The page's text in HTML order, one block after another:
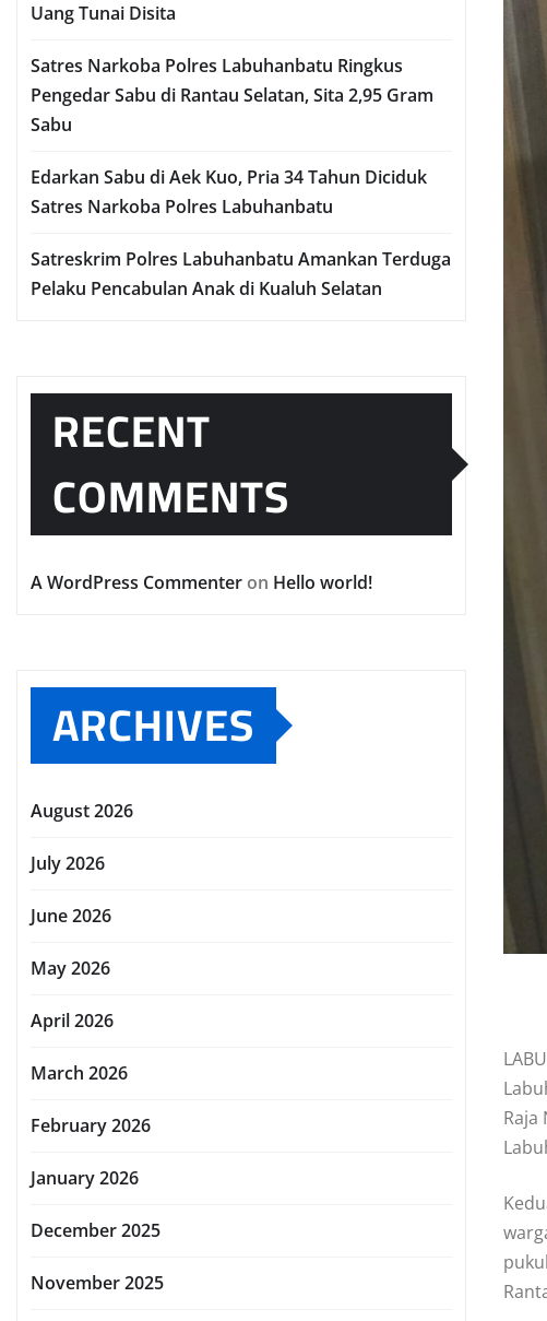
Uang Tunai Disita
Satres Narkoba Polres Labuhanbatu Ringkus
Pengedar Sabu di Rantau Selatan, Sita 2,95 Gram
Sabu
Edarkan Sabu di Aek Kuo, Pria 34 Tahun Diciduk
Satres Narkoba Polres Labuhanbatu
Satreskrim Polres Labuhanbatu Amankan Terduga
Pelaku Pencabulan Anak di Kualuh Selatan
RECENT
COMMENTS
A WordPress Commenter on Hello world!
ARCHIVES
August 2026
July 2026
June 2026
May 2026
April 2026
March 2026
February 2026
January 2026
December 2025
November 2025
Raja